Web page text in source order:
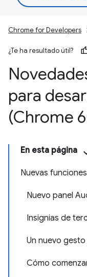
Chrome for Developers
¿Te ha resultado útil?
para
(Chrome
En esta página
Nuevas funciones
Nuevo panel
Insignias de
Un nuevo
Cómo